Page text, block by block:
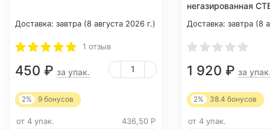
Доставка: завтра (8 августа 2026 г.)
1 отзыв
450 ₽ за упак.
2% 9 бонусов
от 4 упак. 436,50 Р
негазированная
штук)
Доставка: завтра (8
1 920 ₽ за
2% 38.4 бонусов
от 4 упак.